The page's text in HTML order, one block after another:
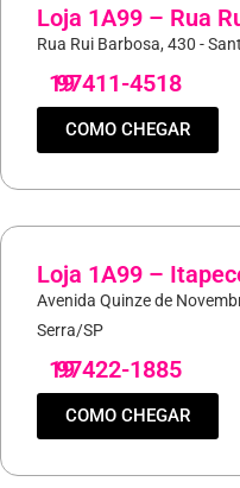
Loja 1A99 – Rua
Rua Rui Barbosa, 430 -
19
97411-4518
COMO CHEGAR
Loja 1A99 –
Avenida Quinze de
Serra/SP
19
97422-1885
COMO CHEGAR